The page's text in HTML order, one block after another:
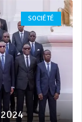
SOCIÉTÉ